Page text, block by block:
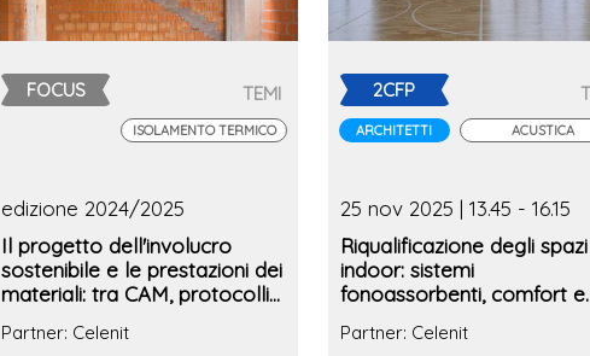
FOCUS TEMI
ISOLAMENTO TERMICO
edizione 2024/2025
Il progetto dell'involucro
sostenibile e le prestazioni dei
materiali: tra CAM, protocolli
Partner: Celenit
2CFP
ARCHITETTI ACUSTICA
25 nov 2025 | 13.45 - 16.15
Riqualificazione degli spazi
indoor: sistemi
fonoassorbenti, comfort e
studio: Palestra di Olginate
Partner: Celenit